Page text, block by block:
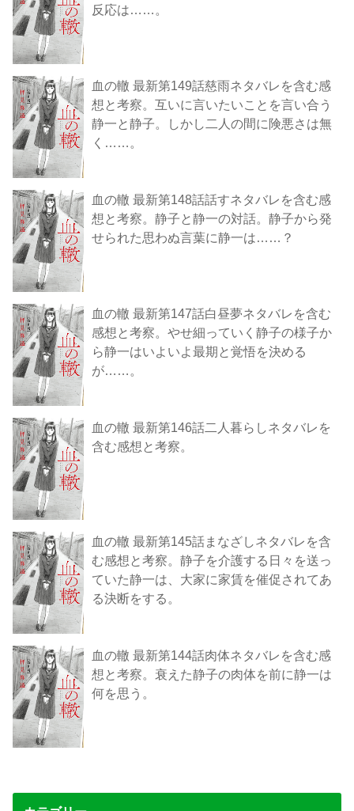
反応は……。
血の轍 最新第149話慈雨ネタバレを含む感
想と考察。互いに言いたいことを言い合う
静一と静子。しかし二人の間に険悪さは無
く……。
血の轍 最新第148話話すネタバレを含む感
想と考察。静子と静一の対話。静子から発
せられた思わぬ言葉に静一は……？
血の轍 最新第147話白昼夢ネタバレを含む
感想と考察。やせ細っていく静子の様子か
ら静一はいよいよ最期と覚悟を決める
が……。
血の轍 最新第146話二人暮らしネタバレを
含む感想と考察。
血の轍 最新第145話まなざしネタバレを含
む感想と考察。静子を介護する日々を送っ
ていた静一は、大家に家賃を催促されてあ
る決断をする。
血の轍 最新第144話肉体ネタバレを含む感
想と考察。衰えた静子の肉体を前に静一は
何を思う。